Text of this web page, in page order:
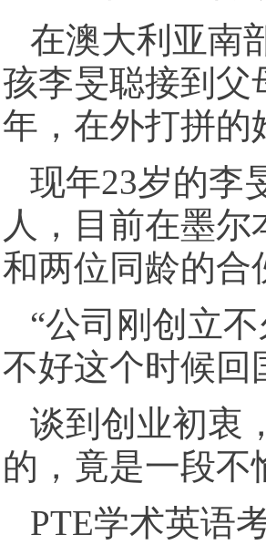
在澳大利亚南
孩李旻聪接到父
年，在外打拼的
现年23岁的李
人，目前在墨
和两位同龄的合
“公司刚创立
不好这个时候回
谈到创业初衷
的，竟是一段不
PTE学术英语